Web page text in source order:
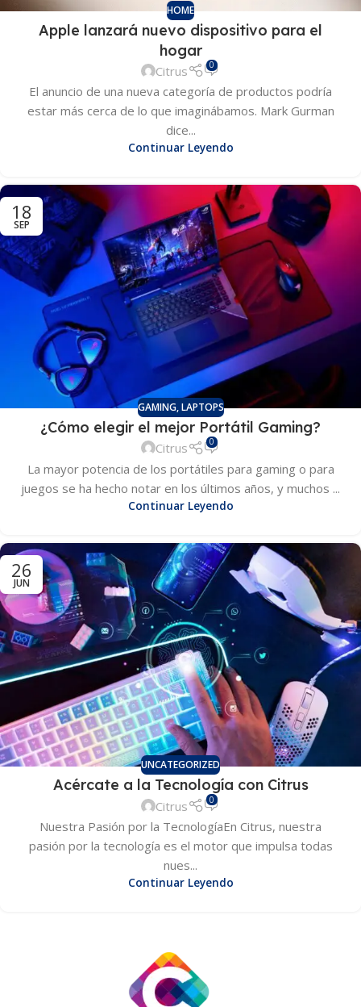
HOME
Apple lanzará nuevo dispositivo para el
hogar
Citrus 0
El anuncio de una nueva categoría de productos podría
estar más cerca de lo que imaginábamos. Mark Gurman
dice...
Continuar Leyendo
18
SEP
GAMING,LAPTOPS
¿Cómo elegir el mejor Portátil Gaming?
Citrus 0
La mayor potencia de los portátiles para gaming o para
juegos se ha hecho notar en los últimos años, y muchos ...
Continuar Leyendo
26
JUN
UNCATEGORIZED
Acércate a la Tecnología con Citrus
Citrus 0
Nuestra Pasión por la TecnologíaEn Citrus, nuestra
pasión por la tecnología es el motor que impulsa todas
nues...
Continuar Leyendo